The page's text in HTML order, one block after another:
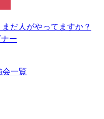
だ人がやってますか？
ー
会一覧